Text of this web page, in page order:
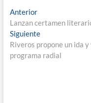
Anterior
Lanzan certamen
Siguiente
Riveros propone un ida
programa radial